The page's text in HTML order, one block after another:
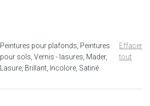
Peintures pour plafonds Peintures
pour sols Vernis - lasures Mäder
Lasure Brillant Incolore Satiné
Effacer
tout